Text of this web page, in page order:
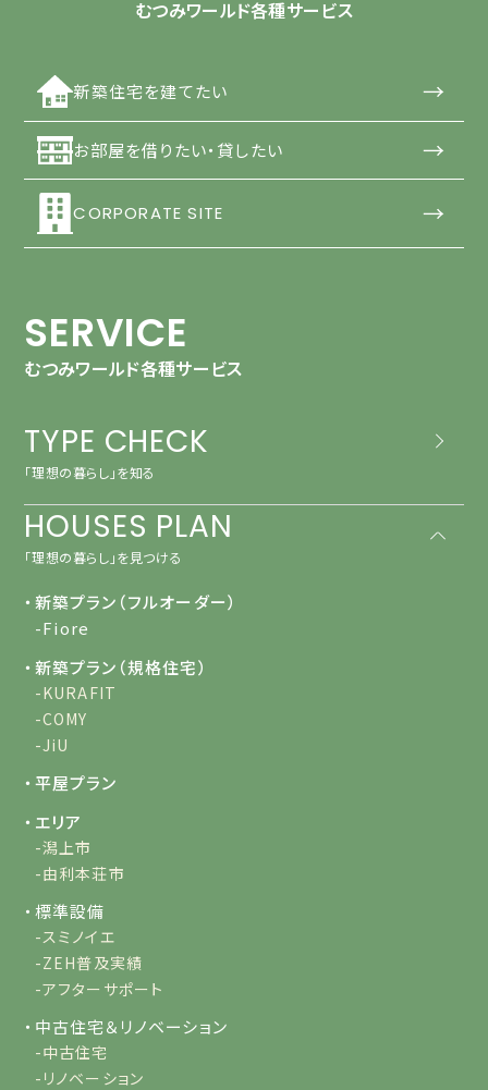
むつみワールド各種サービス
新築住宅を建てたい →
お部屋を借りたい・貸したい →
CORPORATE SITE →
SERVICE
むつみワールド各種サービス
TYPE CHECK
「理想の暮らし」を知る
HOUSES PLAN
「理想の暮らし」を見つける
・新築プラン（フルオーダー）
-Fiore
・新築プラン（規格住宅）
-KURAFIT
-COMY
-JiU
・平屋プラン
・エリア
-潟上市
-由利本荘市
・標準設備
-スミノイエ
-ZEH普及実績
-アフターサポート
・中古住宅＆リノベーション
-中古住宅
-リノベーション